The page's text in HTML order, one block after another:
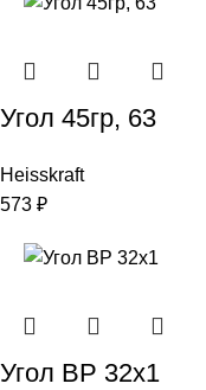
Угол 45гр, 63
Heisskraft
573 ₽
Угол ВР 32х1